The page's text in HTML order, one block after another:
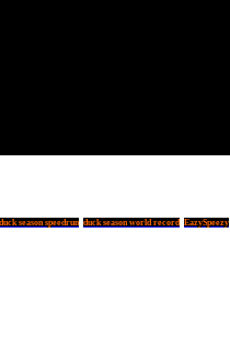
duck season speedrun duck season world record EazySpeezy